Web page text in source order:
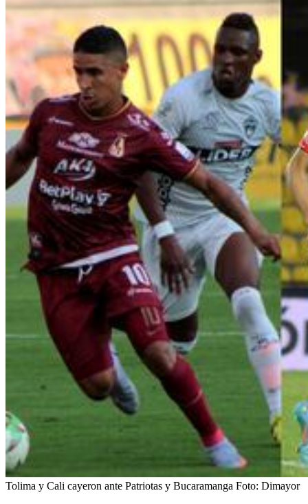
Tolima y Cali cayeron ante Patriotas y Bucaramanga Foto: Dimayor